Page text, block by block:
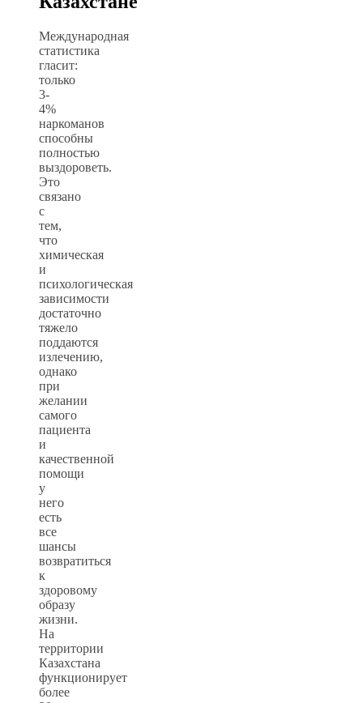
Международная
статистика
гласит:
только
3-
4%
наркоманов
способны
полностью
выздороветь.
Это
связано
с
тем,
что
химическая
и
психологическая
зависимости
достаточно
тяжело
поддаются
излечению,
однако
при
желании
самого
пациента
и
качественной
помощи
у
него
есть
все
шансы
возвратиться
к
здоровому
образу
жизни.
На
территории
Казахстана
функционирует
более